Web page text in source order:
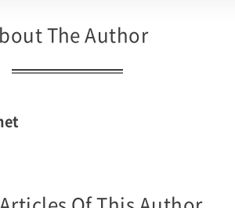
The Author